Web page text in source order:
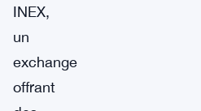
INEX,
un
exchange
offrant